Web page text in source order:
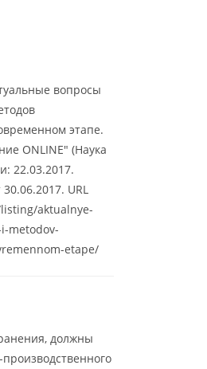
вопросы
этапе.
ONLINE" (Наука
22.03.2017.
URL
aktualnye-
metodov-
etape/
должны